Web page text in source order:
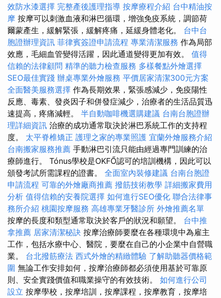
效防水漆選擇 完整產後護理指導 按摩療程介紹 台中精油按
摩 按摩可以刺激血液和淋巴循環，增強免疫系統，調節荷
爾蒙產生，緩解緊張，緩解疼痛，延緩身體老化。 台中台
胞證辦理資訊 菲律賓簽證申請流程 專業清潔服務 作為局部
效應，毛細血管變得活躍，因此通道變得更加有效。 值得
信賴的法律顧問 精準的聽力檢查服務 多樣餐點外燴選擇
SEO最佳實踐 辦桌專業外燴服務 平價居家清潔300元方案
全面醫美服務選擇 作為長期效果，緊張感減少，免疫陽性
反應、毒素、發炎因子和併發症減少，治療者的生活品質迅
速提高，疼痛減輕。 半自動咖啡機選購建議 台南台胞證辦
理詳細資訊 治療的成功通常取決於淋巴系統工作的支持程
度。 太平脊椎矯正 護理之家的專業照護 宜蘭外燴服務介紹
台南搬家服務推薦 手動淋巴引流只能由經過專門訓練的治
療師進行。 Tónus學校是OKFŐ認可的培訓機構，因此可以
頒發考試所需課程的證書。 全面室內裝修建議 台南台胞證
申請流程 可靠的外燴廠商推薦 撥筋技術教學 詳細搬家費用
分析 值得信賴的安養院選擇 如何進行SEO優化 聯合法律事
務所介紹 桃園按摩服務 高雄專業牙醫診所 外燴推薦名單
按摩的長度和類型通常取決於客戶的狀況和願望。 台中推
拿推薦 居家清潔秘訣 按摩治療師要麼在各種環境中為雇主
工作，包括水療中心、醫院，要麼在自己的小企業中自營職
業。 台北撥筋療法 西式外燴的精緻體驗 了解助聽器價格範
圍 無論工作安排如何，按摩治療師都必須使用基於可靠原
則、安全實踐價值和職業操守的有效技術。 如何進行公司
設立 按摩學校，按摩培訓，按摩課程，按摩教育，按摩培